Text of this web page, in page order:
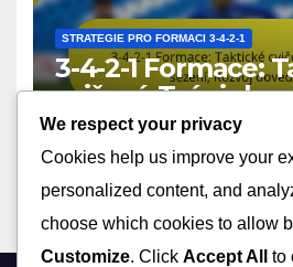
STRATEGIE PRO FORMACI 3-4-2-1
3-4-2-1 Formace:
cvičení,
Rozvoj dovedností
18/02/2026 FELIX
We respect your privacy
Cookies help us improve your
personalized content, and
choose which cookies to allow
Customize. Click Accept All to